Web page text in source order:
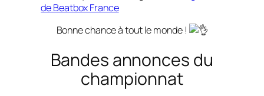
de Beatbox France
Bonne chance à tout le monde !
Bandes annonces du
championnat